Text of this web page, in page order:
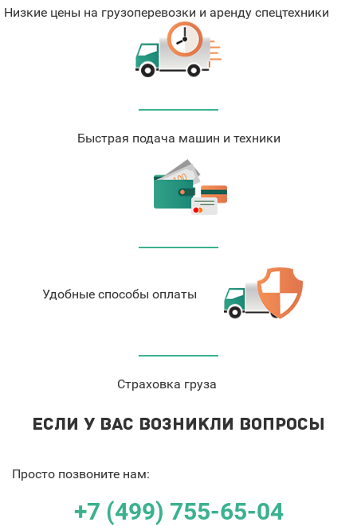
Низкие цены на грузоперевозки и аренду спецтехники
Быстрая подача машин и техники
Удобные способы оплаты
Страховка груза
ЕСЛИ У ВАС ВОЗНИКЛИ ВОПРОСЫ
Просто позвоните нам:
+7 (499) 755-65-04